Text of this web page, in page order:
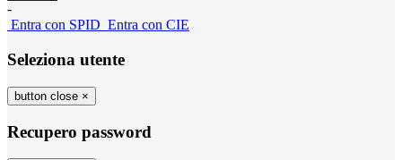
-
Entra con SPID Entra con CIE
Seleziona utente
button close ×
Recupero password